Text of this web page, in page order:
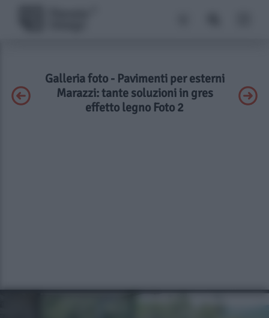
Galleria foto - Pavimenti per esterni
Marazzi: tante soluzioni in gres
effetto legno Foto 2